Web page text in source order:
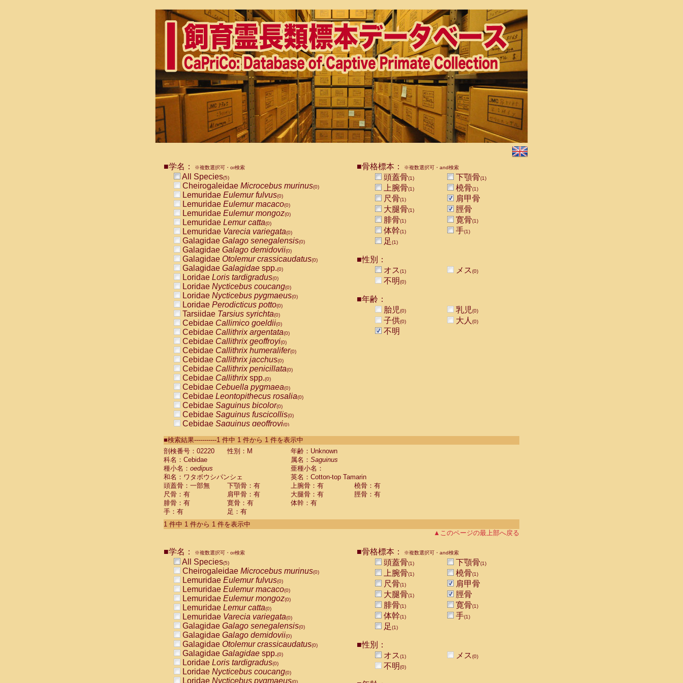
■学名： ※複数選択可・or検索
All Species(5)
Cheirogaleidae Microcebus murinus(0)
Lemuridae Eulemur fulvus(0)
Lemuridae Eulemur macaco(0)
Lemuridae Eulemur mongoz(0)
Lemuridae Lemur catta(0)
Lemuridae Varecia variegata(0)
Galagidae Galago senegalensis(0)
Galagidae Galago demidovii(0)
Galagidae Otolemur crassicaudatus(0)
Galagidae Galagidae spp.(0)
Loridae Loris tardigradus(0)
Loridae Nycticebus coucang(0)
Loridae Nycticebus pygmaeus(0)
Loridae Perodicticus potto(0)
Tarsiidae Tarsius syrichta(0)
Cebidae Callimico goeldii(0)
Cebidae Callithrix argentata(0)
Cebidae Callithrix geoffroyi(0)
Cebidae Callithrix humeralifer(0)
Cebidae Callithrix jacchus(0)
Cebidae Callithrix penicillata(0)
Cebidae Callithrixspp.(0)
Cebidae Cebuella pygmaea(0)
Cebidae Leontopithecus rosalia(0)
Cebidae Saguinus bicolor(0)
Cebidae Saguinus fuscicollis(0)
Cebidae Saguinus geoffroyi(0)
CebidaeSaguinus labiatus(0)
Cebidae Saguinus leucopus (0)
Cebidae
Cebidae
CebidaeSaguinus nigricollis (1)
Cebidae Saguinus oedipus
Cebidae Saguinus weddelli
Cebidae Saguinusspp.
Cebidae Aotus trivirgatus
Cebidae Cebus albifrons
CebidaeCebus nigrivittatus
CebidaeCebus
CebidaeSaimiri boliviensis(0)
CebidaeSaimiri sciureus(0)
AtelidaeAlouatta caraya(0)
AtelidaeAlouatta fusca(0)
AtelidaeAlouatta seniculus
AtelidaeAlouattaspp.(0)
AtelidaeAteles belzebuth(0)
AtelidaeAteles geoffroyi(0)
AtelidaeAteles paniscus(0)
AtelidaeAtelesspp.(0)
Atelidae Lagothrix lagothricha
AtelidaeLagothrix lagothricha cana
PitheciidaeCacajao calvus rubicundus
■骨格標本： ※複数選択可・and検索
頭蓋骨(1) 下顎骨(1)
上腕骨(1) 橈骨(1)
尺骨(1)
肩甲骨
大腿骨(1)
脛骨
腓骨(1) 寛骨(1)
体幹(1) 手(1)
足(1)
■性別：
オス(1) メス(0)
不明(0)
■年齢：
胎児(0) 乳児(0)
子供(0) 大人 (0)
不明
■検索結果-----------1 件中 1 件から 1 件を表示中
剖検番号：02220
性別：M
年齢：Unknown
科名：Cebidae
属名： Saguinus
種小名： oedipus
亜種小名：
和名：ワタボウシパンシェ
英名：Cotton-top Tamarin
頭蓋骨：一部無
下顎骨：有 上腕骨：有
橈骨：有
尺骨：有
肩甲骨：有 大腿骨：有
脛骨：有
腓骨：有
寛骨：有
体幹：有
手：有
足：有
1 件中 1 件から 1 件を表示中
▲このページの最上部へ戻る
■学名： ※複数選択可・or検索
All Species(5)
Cheirogaleidae Microcebus murinus(0)
Lemuridae Eulemur fulvus(0)
Lemuridae Eulemur macaco(0)
Lemuridae Eulemur mongoz(0)
Lemuridae Lemur catta(0)
Lemuridae Varecia variegata(0)
Galagidae Galago senegalensis(0)
Galagidae Galago demidovii(0)
Galagidae Otolemur crassicaudatus(0)
Galagidae Galagidae spp.(0)
Loridae Loris tardigradus(0)
Loridae Nycticebus coucang(0)
Loridae Nycticebus pygmaeus(0)
■骨格標本： ※複数選択可・and検索
頭蓋骨(1) 下顎骨(1)
上腕骨(1) 橈骨(1)
尺骨(1)
肩甲骨
大腿骨(1)
脛骨
腓骨(1) 寛骨(1)
体幹(1) 手(1)
足(1)
■性別：
オス(1) メス(0)
不明(0)